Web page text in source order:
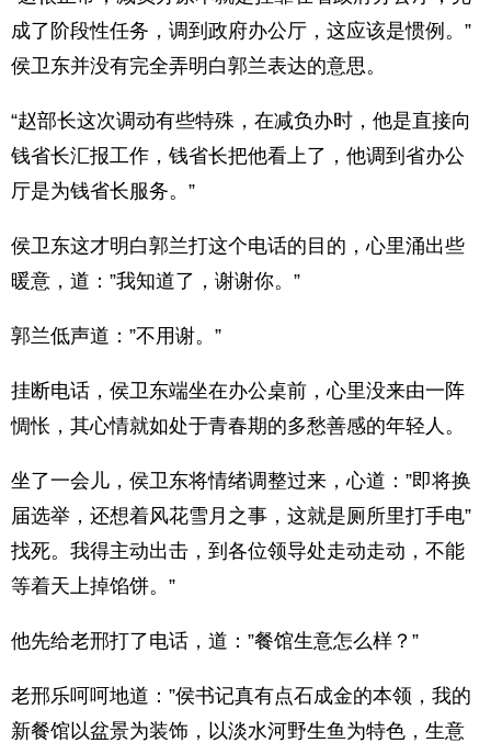
成了阶段性任务，调到政府办公厅，这应该是惯例。”
侯卫东并没有完全弄明白郭兰表达的意思。
“赵部长这次调动有些特殊，在减负办时，他是直接向
钱省长汇报工作，钱省长把他看上了，他调到省办公
厅是为钱省长服务。”
侯卫东这才明白郭兰打这个电话的目的，心里涌出些
暖意，道：”我知道了，谢谢你。”
郭兰低声道：”不用谢。”
挂断电话，侯卫东端坐在办公桌前，心里没来由一阵
惆怅，其心情就如处于青春期的多愁善感的年轻人。
坐了一会儿，侯卫东将情绪调整过来，心道：”即将换
届选举，还想着风花雪月之事，这就是厕所里打手电”
找死。我得主动出击，到各位领导处走动走动，不能
等着天上掉馅饼。”
他先给老邢打了电话，道：”餐馆生意怎么样？”
老邢乐呵呵地道：”侯书记真有点石成金的本领，我的
新餐馆以盆景为装饰，以淡水河野生鱼为特色，生意